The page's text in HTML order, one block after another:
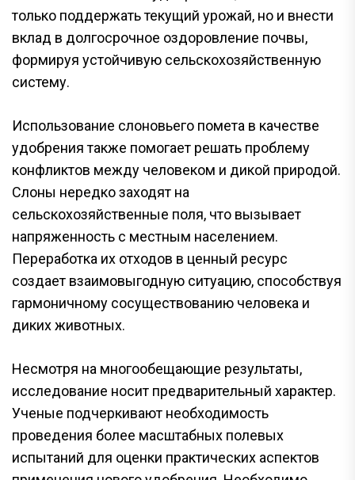
только поддержать текущий урожай, но и внести
вклад в долгосрочное оздоровление почвы,
формируя устойчивую сельскохозяйственную
систему.
Использование слоновьего помета в качестве
удобрения также помогает решать проблему
конфликтов между человеком и дикой природой.
Слоны нередко заходят на
сельскохозяйственные поля, что вызывает
напряженность с местным населением.
Переработка их отходов в ценный ресурс
создает взаимовыгодную ситуацию, способствуя
гармоничному сосуществованию человека и
диких животных.
Несмотря на многообещающие результаты,
исследование носит предварительный характер.
Ученые подчеркивают необходимость
проведения более масштабных полевых
испытаний для оценки практических аспектов